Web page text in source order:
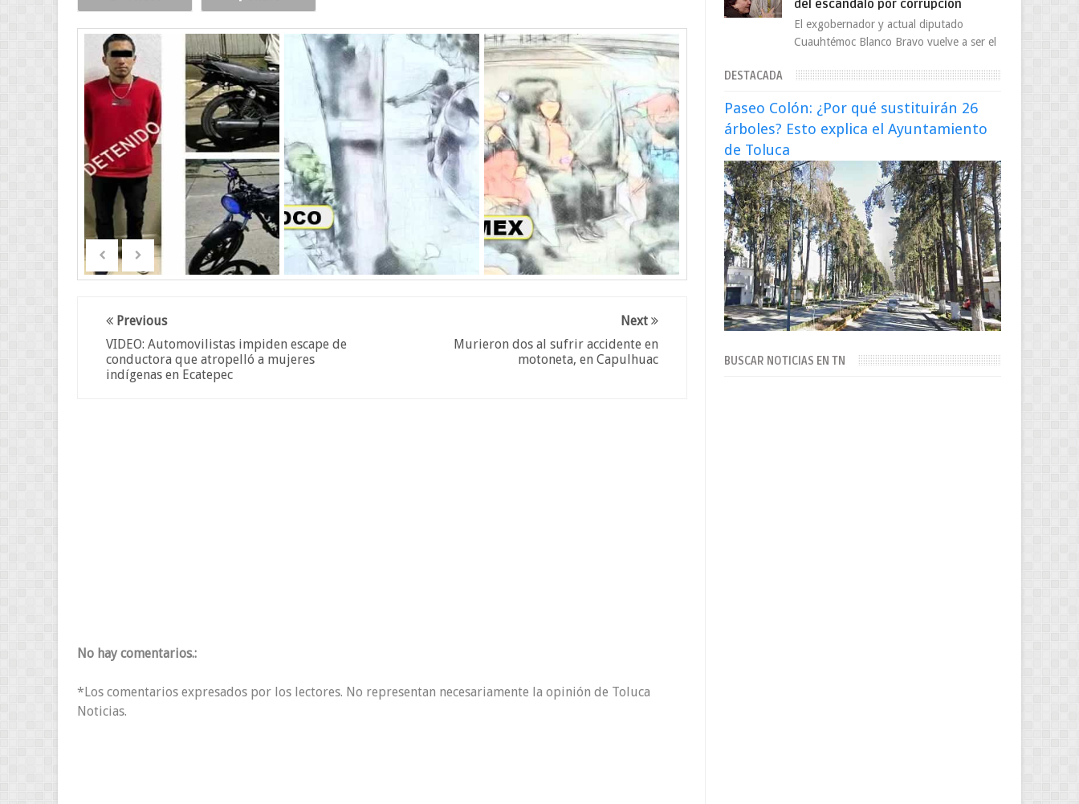
Next
Murieron dos al sufrir accidente en
motoneta, en Capulhuac
Previous
VIDEO: Automovilistas impiden escape de
conductora que atropelló a mujeres
indígenas en Ecatepec
No hay comentarios.:
*Los comentarios expresados por los lectores. No representan necesariamente la opinión de Toluca
Noticias.
del escándalo por corrupción
El exgobernador y actual diputado
Cuauhtémoc Blanco Bravo vuelve a ser el
enfrentando señalamientos por...
DESTACADA
Paseo Colón: ¿Por qué sustituirán 26
árboles? Esto explica el Ayuntamiento
de Toluca
BUSCAR NOTICIAS EN TN